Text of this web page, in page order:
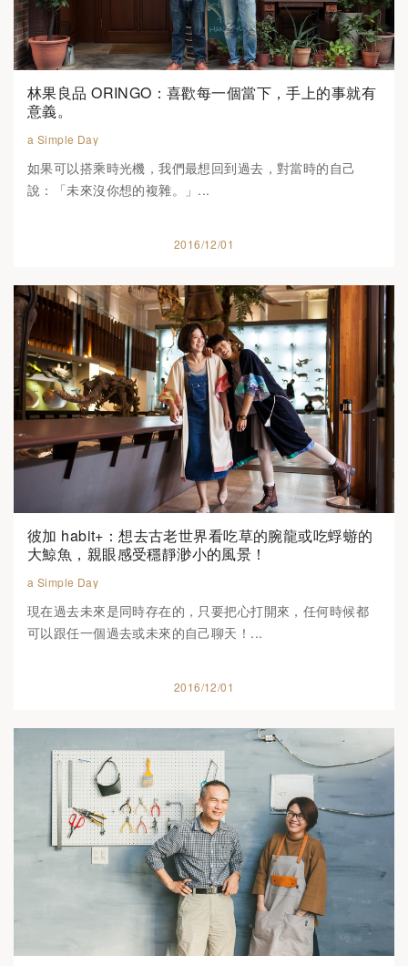
林果良品 ORINGO：喜歡每一個當下，手上的事就有
意義。
a Simple Day
如果可以搭乘時光機，我們最想回到過去，對當時的自己
說：「未來沒你想的複雜。」...
2016/12/01
彼加 habit+：想去古老世界看吃草的腕龍或吃蜉蝣的
大鯨魚，親眼感受穩靜渺小的風景！
a Simple Day
現在過去未來是同時存在的，只要把心打開來，任何時候都
可以跟任一個過去或未來的自己聊天！...
2016/12/01